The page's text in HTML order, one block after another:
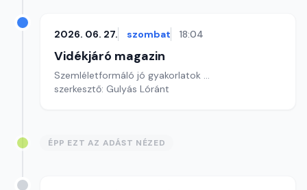
2026. 06. 27. szombat 18:04
Vidékjáró magazin
Szemléletformáló jó gyakorlatok ...
szerkesztő: Gulyás Lóránt
ÉPP EZT AZ ADÁST NÉZED